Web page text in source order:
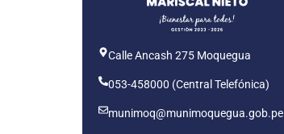
Calle Ancash 275 Moquegua
053-458000 (Central Telefónica)
munimoq@munimoquegua.gob.pe